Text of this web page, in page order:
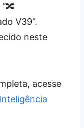
V39”.
neste
acesse